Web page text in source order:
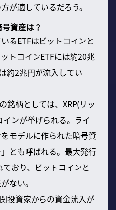
が適しているだろう。
資産は？
るETFはビットコインと
トコインETFには約20兆
約2兆円が流入してい
銘柄としては、XRP(リッ
ンが挙げられる。ライ
モデルに作られた暗号資
とも呼ばれる。最大発行
おり、ビットコインと
ない。
投資家からの資金流入が